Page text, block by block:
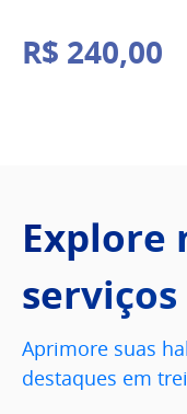
R$ 240,00
Explore
Aprimore suas
destaques em